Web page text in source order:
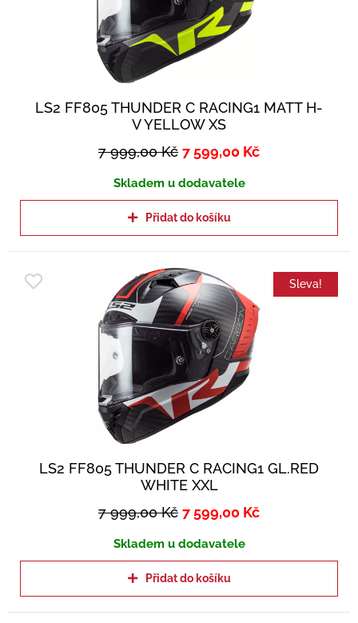
LS2 FF805 THUNDER C RACING1 MATT H-
V YELLOW XS
7 999,00Kč 7 599,00 Kč
Skladem u dodavatele
Přidat do košíku
Sleva!
LS2 FF805 THUNDER C RACING1 GL.RED
WHITE XXL
7 999,00Kč 7 599,00 Kč
Skladem u dodavatele
Přidat do košíku